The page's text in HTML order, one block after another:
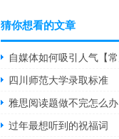
猜你想看的文章
四川师范大学录取标准
雅思阅读题做不完怎么办
过年最想听到的祝福词